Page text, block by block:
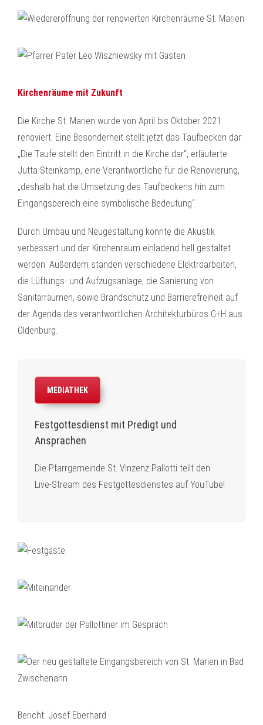
Kirchenräume mit Zukunft
Die Kirche St. Marien wurde von April bis Oktober 2021
renoviert. Eine Besonderheit stellt jetzt das Taufbecken dar:
„Die Taufe stellt den Eintritt in die Kirche dar“, erläuterte
Jutta Steinkamp, eine Verantwortliche für die Renovierung,
„deshalb hat die Umsetzung des Taufbeckens hin zum
Eingangsbereich eine symbolische Bedeutung“.
Durch Umbau und Neugestaltung konnte die Akustik
verbessert und der Kirchenraum einladend hell gestaltet
werden. Außerdem standen verschiedene Elektroarbeiten,
die Lüftungs- und Aufzugsanlage, die Sanierung von
Sanitärräumen, sowie Brandschutz und Barrierefreiheit auf
der Agenda des verantwortlichen Architekturbüros G+H aus
Oldenburg.
MEDIATHEK
Festgottesdienst mit Predigt und
Ansprachen
Die Pfarrgemeinde St. Vinzenz Pallotti teilt den
Live-Stream des Festgottesdienstes auf YouTube!
Bericht: Josef Eberhard